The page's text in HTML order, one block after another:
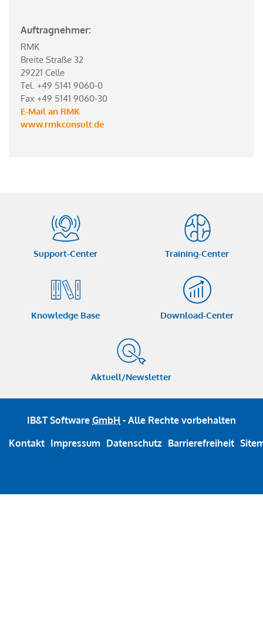
Auftragnehmer:
RMK
Breite Straße 32
29221 Celle
Tel. +49 5141 9060-0
Fax +49 5141 9060-30
E-Mail an RMK
www.rmkconsult.de
Support-Center Training-Center
Knowledge Base Download-Center
Aktuell/Newsletter
IB&T Software GmbH - Alle Rechte vorbehalten
Kontakt Impressum Datenschutz Barrierefreiheit